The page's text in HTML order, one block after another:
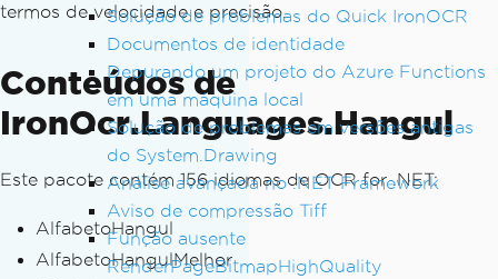
Solução de problemas do Quick IronOCR
Documentos de identidade
Depurando um projeto do Azure Functions
em uma máquina local
Solução de problemas em versões antigas
do System.Drawing
Análise avançada no .NET Framework
Aviso de compressão Tiff
Função ausente
RenderPageBitmapHighQuality
termos de velocidade e precisão.
Conteúdos de
IronOcr.Languages.Hangul
Este pacote contém 156 idiomas de OCR for .NET:
AlfabetoHangul
AlfabetoHangulMelhor